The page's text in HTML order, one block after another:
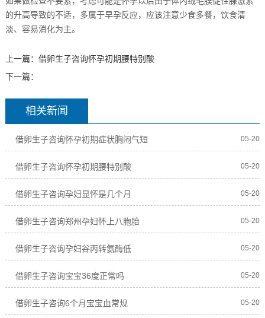
的升高导致的不适，多属于早孕反应，应该注意少食多餐，饮食清
淡、容易消化为主。
上一篇： 借卵生子咨询怀孕初期腰特别酸
下一篇：
相关新闻
借卵生子咨询怀孕初期症状胸闷气短 05-20
借卵生子咨询怀孕初期腰特别酸 05-20
借卵生子咨询孕妇显怀是几个月 05-20
借卵生子咨询郑州孕妇怀上八胞胎 05-20
借卵生子咨询孕妇谷丙转氨酶低 05-20
借卵生子咨询宝宝36度正常吗 05-20
借卵生子咨询6个月宝宝血常规 05-20